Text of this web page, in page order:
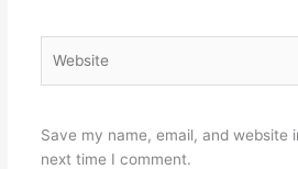
Save my name, email, and website
next time I comment.